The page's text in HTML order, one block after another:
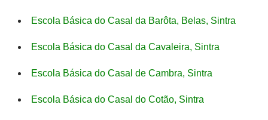
Escola Básica do Casal da Barôta, Belas, Sintra
Escola Básica do Casal da Cavaleira, Sintra
Escola Básica do Casal de Cambra, Sintra
Escola Básica do Casal do Cotão, Sintra